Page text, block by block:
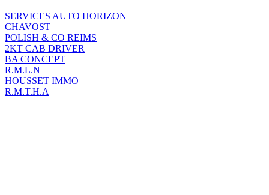
SERVICES AUTO HORIZON
CHAVOST
POLISH & CO REIMS
2KT CAB DRIVER
BA CONCEPT
R.M.L.N
HOUSSET IMMO
R.M.T.H.A